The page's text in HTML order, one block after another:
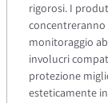
rigorosi. I
monitoraggio
involucri
protezione
esteticamente